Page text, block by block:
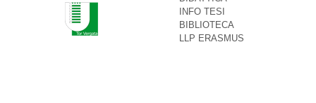
INFO TESI
BIBLIOTECA
LLP ERASMUS